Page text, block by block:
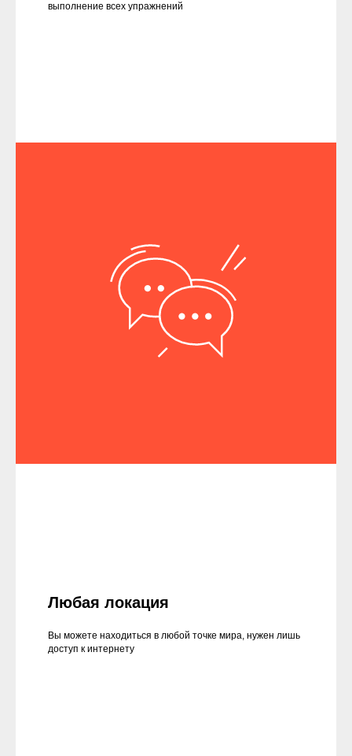
выполнение всех упражнений
Любая локация
Вы можете находиться в любой точке мира, нужен лишь
доступ к интернету